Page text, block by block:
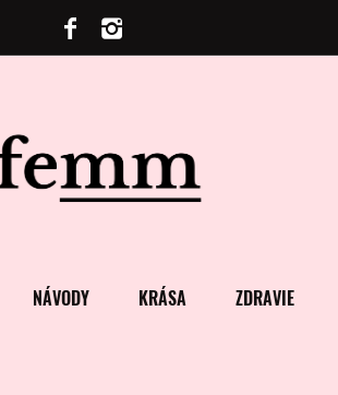
NÁVODY KRÁSA ZDRAVIE